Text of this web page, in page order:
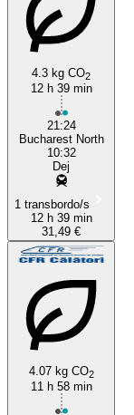
4.3 kg CO2
12 h 39 min
21:24
Bucharest North
10:32
Dej
1 transbordo/s
12 h 39 min
31,49 €
4.07 kg CO2
11 h 58 min